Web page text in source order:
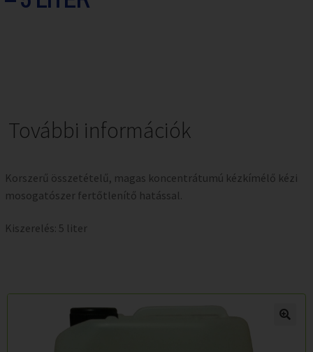
További információk
Korszerű összetételű, magas koncentrátumú kézkímélő kézi
mosogatószer fertőtlenítő hatással.
Kiszerelés: 5 liter